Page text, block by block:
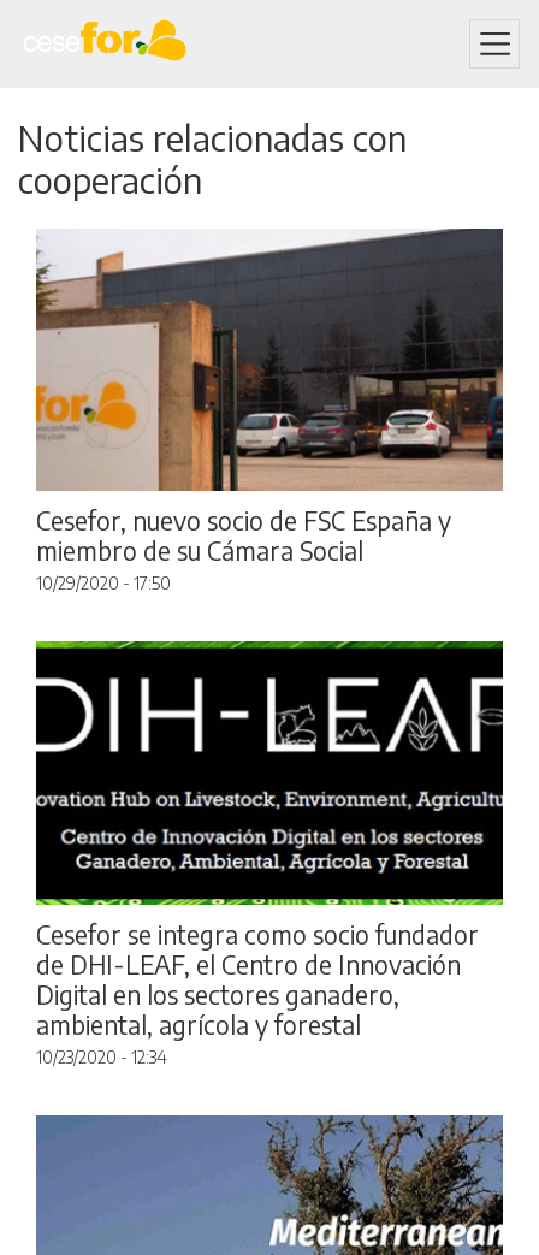
to
Noticias relacionadas con
cooperación
Cesefor, nuevo socio de FSC España y
miembro de su Cámara Social
10/29/2020 - 17:50
Cesefor se integra como socio fundador
de DHI-LEAF, el Centro de Innovación
Digital en los sectores ganadero,
ambiental, agrícola y forestal
10/23/2020 - 12:34